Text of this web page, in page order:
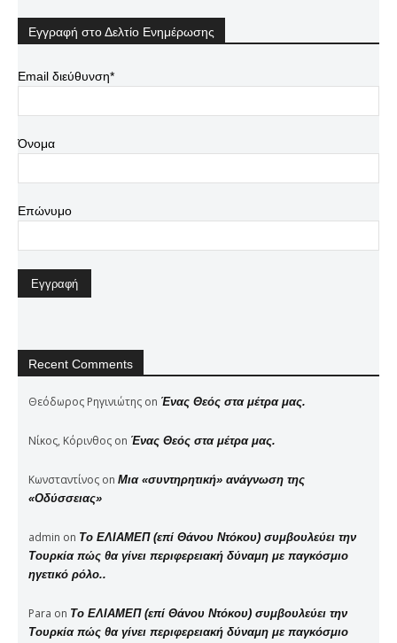
Εγγραφή στο Δελτίο Ενημέρωσης
Email διεύθυνση*
Όνομα
Επώνυμο
Recent Comments
Θεόδωρος Ρηγινιώτης on Ένας Θεός στα μέτρα μας.
Νίκος, Κόρινθος on Ένας Θεός στα μέτρα μας.
Κωνσταντίνος on Μια «συντηρητική» ανάγνωση της
«Οδύσσειας»
admin on Το ΕΛΙΑΜΕΠ (επί Θάνου Ντόκου) συμβουλεύει την
Τουρκία πώς θα γίνει περιφερειακή δύναμη με παγκόσμιο
ηγετικό ρόλο..
Para on Το ΕΛΙΑΜΕΠ (επί Θάνου Ντόκου) συμβουλεύει την
Τουρκία πώς θα γίνει περιφερειακή δύναμη με παγκόσμιο